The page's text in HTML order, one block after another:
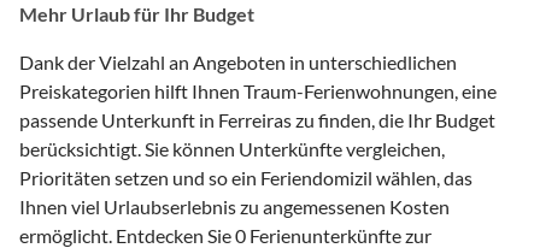
Mehr Urlaub für Ihr Budget
Dank der Vielzahl an Angeboten in unterschiedlichen
Preiskategorien hilft Ihnen Traum-Ferienwohnungen, eine
passende Unterkunft in Ferreiras zu finden, die Ihr Budget
berücksichtigt. Sie können Unterkünfte vergleichen,
Prioritäten setzen und so ein Feriendomizil wählen, das
Ihnen viel Urlaubserlebnis zu angemessenen Kosten
ermöglicht. Entdecken Sie 0 Ferienunterkünfte zur